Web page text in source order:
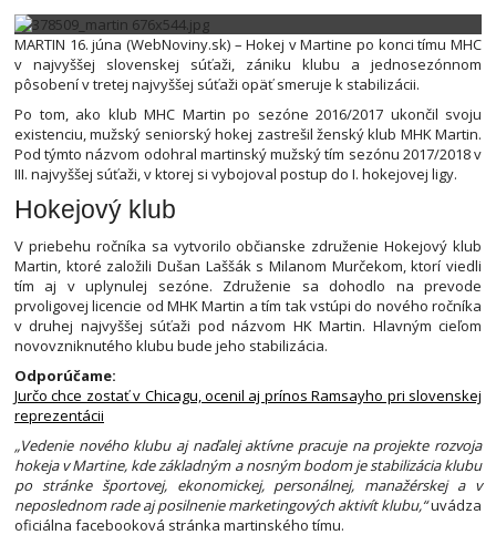
MARTIN 16. júna (WebNoviny.sk) – Hokej v Martine po konci tímu MHC
v najvyššej slovenskej súťaži, zániku klubu a jednosezónnom
pôsobení v tretej najvyššej súťaži opäť smeruje k stabilizácii.
Po tom, ako klub MHC Martin po sezóne 2016/2017 ukončil svoju
existenciu, mužský seniorský hokej zastrešil ženský klub MHK Martin.
Pod týmto názvom odohral martinský mužský tím sezónu 2017/2018 v
III. najvyššej súťaži, v ktorej si vybojoval postup do I. hokejovej ligy.
Hokejový klub
V priebehu ročníka sa vytvorilo občianske združenie Hokejový klub
Martin, ktoré založili Dušan Laššák s Milanom Murčekom, ktorí viedli
tím aj v uplynulej sezóne. Združenie sa dohodlo na prevode
prvoligovej licencie od MHK Martin a tím tak vstúpi do nového ročníka
v druhej najvyššej súťaži pod názvom HK Martin. Hlavným cieľom
novovzniknutého klubu bude jeho stabilizácia.
Odporúčame:
Jurčo chce zostať v Chicagu, ocenil aj prínos Ramsayho pri slovenskej
reprezentácii
„Vedenie nového klubu aj naďalej aktívne pracuje na projekte rozvoja
hokeja v Martine, kde základným a nosným bodom je stabilizácia klubu
po stránke športovej, ekonomickej, personálnej, manažérskej a v
neposlednom rade aj posilnenie marketingových aktivít klubu,“uvádza
oficiálna facebooková stránka martinského tímu.